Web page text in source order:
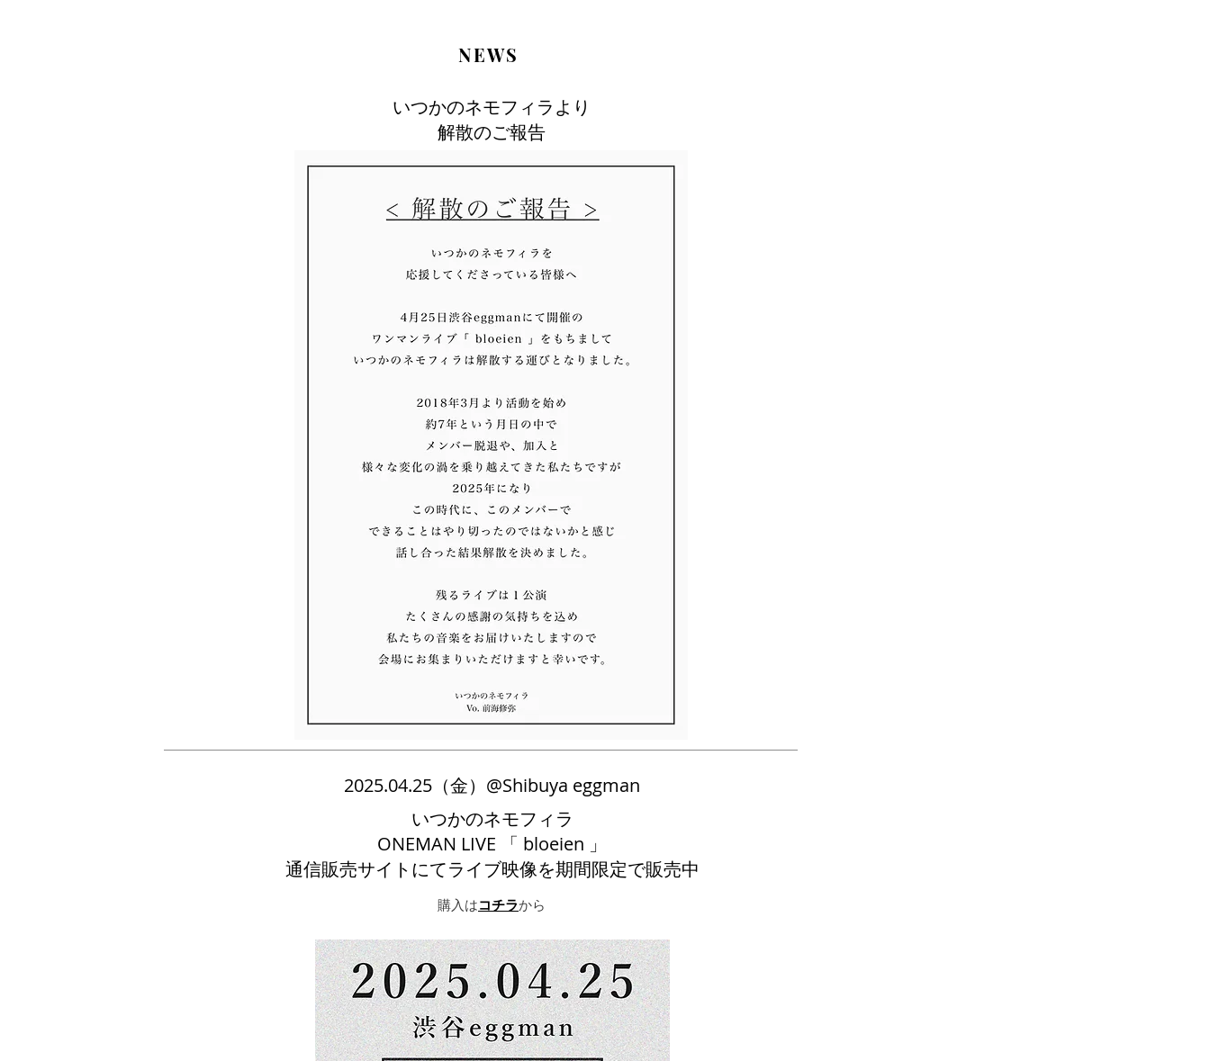
NEWS
いつかのネモフィラより
​解散のご報告
2025.04.25（金）@Shibuya eggman
いつかのネモフィラ
ONEMAN LIVE 「 bloeien 」
​通信販売サイトにてライブ映像を期間限定で販売中
購入はコチラから